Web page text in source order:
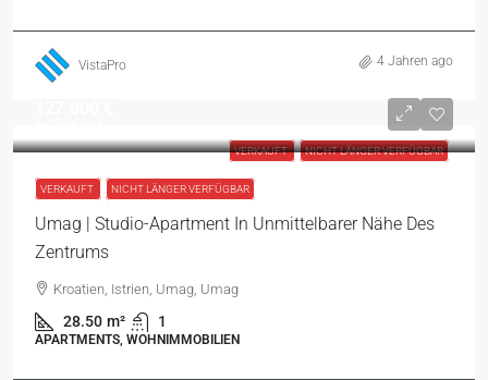
VistaPro 4 Jahren ago
VERKAUFT NICHT LÄNGER VERFÜGBAR
VERKAUFT NICHT LÄNGER VERFÜGBAR
Umag | Studio-Apartment In Unmittelbarer Nähe Des
Zentrums
Kroatien, Istrien, Umag, Umag
28.50 m² 1
APARTMENTS, WOHNIMMOBILIEN